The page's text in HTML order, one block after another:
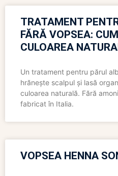
TRATAMENT
FĂRĂ VOPSEA:
CULOAREA
Un tratament pentru părul
hrănește scalpul și lasă
culoarea naturală. Fără
fabricat în Italia.
VOPSEA HENNA